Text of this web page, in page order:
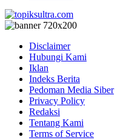
Disclaimer
Hubungi Kami
Iklan
Indeks Berita
Pedoman Media Siber
Privacy Policy
Redaksi
Tentang Kami
Terms of Service